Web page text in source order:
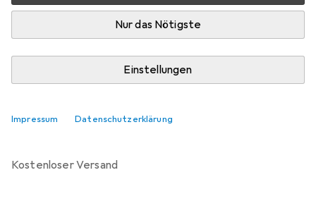
Nur das Nötigste
Einstellungen
Impressum Datenschutzerklärung
Benachrichtigen, wenn schneller verfügbar
Lieferort angeben für genaue Lieferzeit
kostenloser Versand